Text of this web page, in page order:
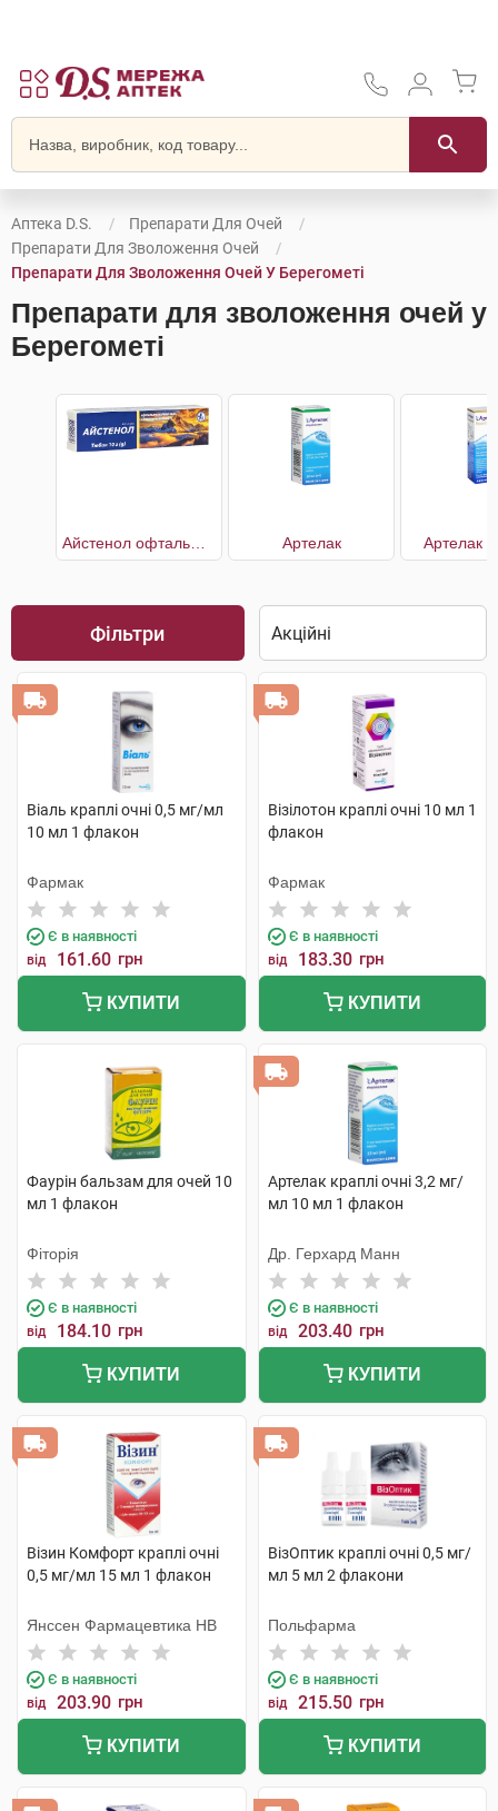
Аптека D.S.
Препарати Для Очей
Препарати Для Зволоження Очей
Препарати Для Зволоження Очей У Берегометі
Препарати для зволоження очей у
Берегометі
Артелак Артелак
Фільтри
Віаль краплі очні 0,5 мг/мл
10 мл 1 флакон
Фармак
Є в наявності
від 161.60 грн
КУПИТИ
Візілотон краплі очні 10 мл 1
флакон
Фармак
Є в наявності
від 183.30 грн
КУПИТИ
Фаурін бальзам для очей 10
мл 1 флакон
Фіторія
Є в наявності
від 184.10 грн
КУПИТИ
Артелак краплі очні 3,2 мг/
мл 10 мл 1 флакон
Др. Герхард Манн
Є в наявності
від 203.40 грн
КУПИТИ
Візин Комфорт краплі очні
0,5 мг/мл 15 мл 1 флакон
Янссен Фармацевтика НВ
Є в наявності
від 203.90 грн
КУПИТИ
ВізОптик краплі очні 0,5 мг/
мл 5 мл 2 флакони
Польфарма
Є в наявності
від 215.50 грн
КУПИТИ